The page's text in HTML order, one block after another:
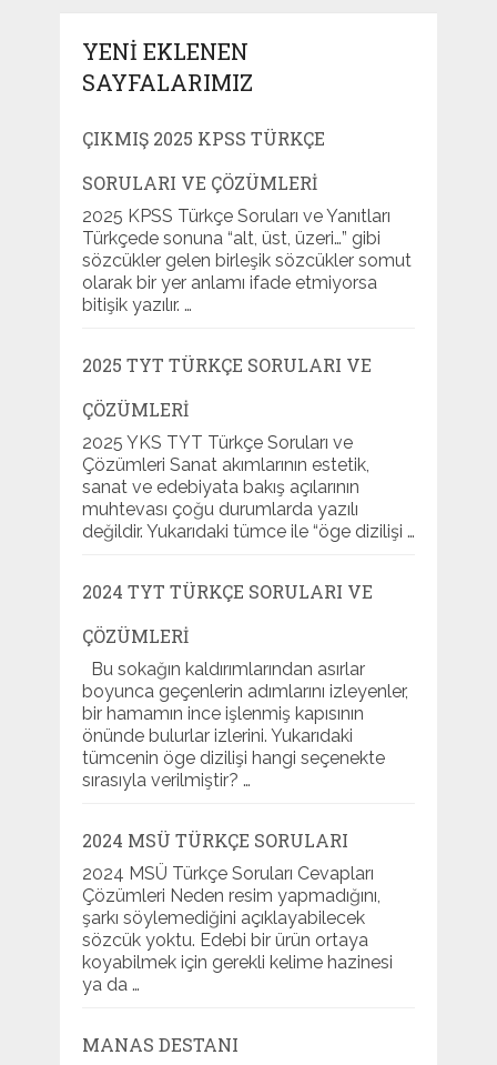
YENI EKLENEN
SAYFALARIMIZ
ÇIKMIŞ 2025 KPSS TÜRKÇE
SORULARI VE ÇÖZÜMLERI
2025 KPSS Türkçe Soruları ve Yanıtları
Türkçede sonuna “alt, üst, üzeri…” gibi
sözcükler gelen birleşik sözcükler somut
olarak bir yer anlamı ifade etmiyorsa
bitişik yazılır. …
2025 TYT TÜRKÇE SORULARI VE
ÇÖZÜMLERI
2025 YKS TYT Türkçe Soruları ve
Çözümleri Sanat akımlarının estetik,
sanat ve edebiyata bakış açılarının
muhtevası çoğu durumlarda yazılı
değildir. Yukarıdaki tümce ile “öge dizilişi …
2024 TYT TÜRKÇE SORULARI VE
ÇÖZÜMLERI
Bu sokağın kaldırımlarından asırlar
boyunca geçenlerin adımlarını izleyenler,
bir hamamın ince işlenmiş kapısının
önünde bulurlar izlerini. Yukarıdaki
tümcenin öge dizilişi hangi seçenekte
sırasıyla verilmiştir? …
2024 MSÜ TÜRKÇE SORULARI
2024 MSÜ Türkçe Soruları Cevapları
Çözümleri Neden resim yapmadığını,
şarkı söylemediğini açıklayabilecek
sözcük yoktu. Edebi bir ürün ortaya
koyabilmek için gerekli kelime hazinesi
ya da …
MANAS DESTANI